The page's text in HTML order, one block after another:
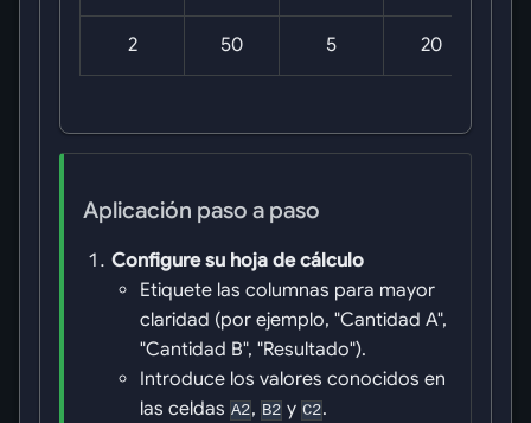
2 50 5 20
Aplicación paso a paso
Configure su hoja de cálculo
Etiquete las columnas para mayor
claridad (por ejemplo, "Cantidad A",
"Cantidad B", "Resultado").
Introduce los valores conocidos en
las celdas A2, B2 y C2.